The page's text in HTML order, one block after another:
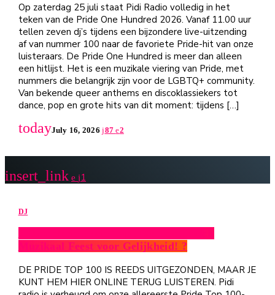
Op zaterdag 25 juli staat Pidi Radio volledig in het
teken van de Pride One Hundred 2026. Vanaf 11.00 uur
tellen zeven dj’s tijdens een bijzondere live-uitzending
af van nummer 100 naar de favoriete Pride-hit van onze
luisteraars. De Pride One Hundred is meer dan alleen
een hitlijst. Het is een muzikale viering van Pride, met
nummers die belangrijk zijn voor de LGBTQ+ community.
Van bekende queer anthems en discoklassiekers tot
dance, pop en grote hits van dit moment: tijdens […]
todayJuly 16, 2026 87 2
insert_link 1
DJ
Muzikaal Feest voor Gelijkheid! ?
DE PRIDE TOP 100 IS REEDS UITGEZONDEN, MAAR JE
KUNT HEM HIER ONLINE TERUG LUISTEREN. Pidi